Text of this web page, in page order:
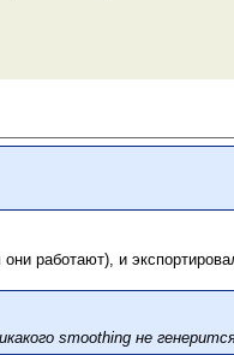
работают), и
smoothing не